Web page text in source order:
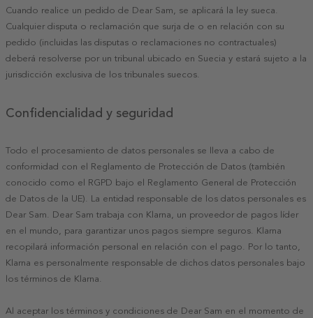
Cuando realice un pedido de Dear Sam, se aplicará la ley sueca.
Cualquier disputa o reclamación que surja de o en relación con su
pedido (incluidas las disputas o reclamaciones no contractuales)
deberá resolverse por un tribunal ubicado en Suecia y estará sujeto a la
jurisdicción exclusiva de los tribunales suecos.
Confidencialidad y seguridad
Todo el procesamiento de datos personales se lleva a cabo de
conformidad con el Reglamento de Protección de Datos (también
conocido como el RGPD bajo el Reglamento General de Protección
de Datos de la UE). La entidad responsable de los datos personales es
Dear Sam. Dear Sam trabaja con Klarna, un proveedor de pagos líder
en el mundo, para garantizar unos pagos siempre seguros. Klarna
recopilará información personal en relación con el pago. Por lo tanto,
Klarna es personalmente responsable de dichos datos personales bajo
los términos de Klarna.
Al aceptar los términos y condiciones de Dear Sam en el momento de